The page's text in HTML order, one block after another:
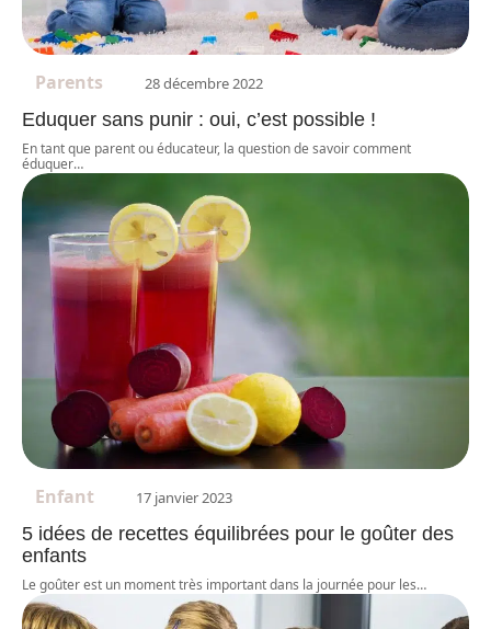
Parents 28 décembre 2022
Eduquer sans punir : oui, c’est possible !
En tant que parent ou éducateur, la question de savoir comment
éduquer…
Enfant 17 janvier 2023
5 idées de recettes équilibrées pour le goûter des
enfants
Le goûter est un moment très important dans la journée pour les…